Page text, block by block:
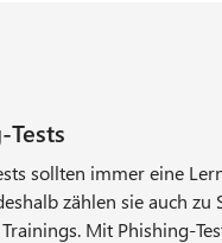
Tests
sollten immer eine
zählen sie auch zu
Mit Phishing-